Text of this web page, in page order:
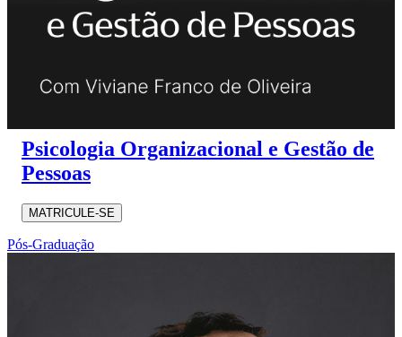
Psicologia Organizacional e Gestão de
Pessoas
MATRICULE-SE
Pós-Graduação